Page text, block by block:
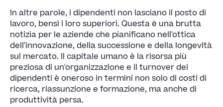
In altre parole, i dipendenti non lasciano il posto di
lavoro, bensì i loro superiori. Questa è una brutta
notizia per le aziende che pianificano nell'ottica
dell'innovazione, della successione e della longevità
sul mercato. Il capitale umano è la risorsa più
preziosa di un'organizzazione e il turnover dei
dipendenti è oneroso in termini non solo di costi di
ricerca, riassunzione e formazione, ma anche di
produttività persa.